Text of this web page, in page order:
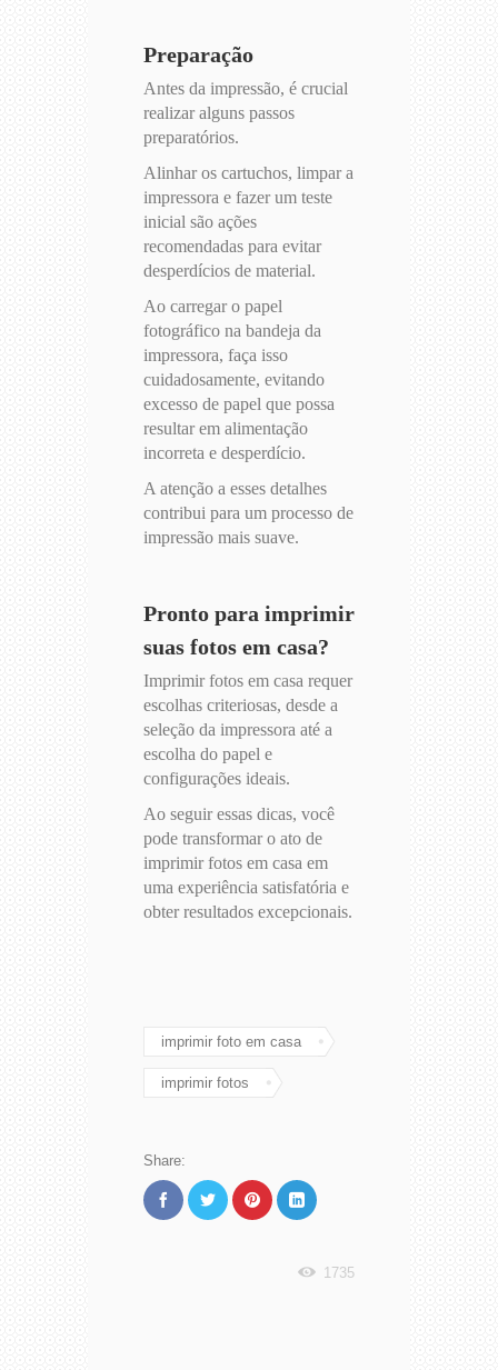
Preparação
Antes da impressão, é crucial
realizar alguns passos
preparatórios.
Alinhar os cartuchos, limpar a
impressora e fazer um teste
inicial são ações
recomendadas para evitar
desperdícios de material.
Ao carregar o papel
fotográfico na bandeja da
impressora, faça isso
cuidadosamente, evitando
excesso de papel que possa
resultar em alimentação
incorreta e desperdício.
A atenção a esses detalhes
contribui para um processo de
impressão mais suave.
Pronto para imprimir
suas fotos em casa?
Imprimir fotos em casa requer
escolhas criteriosas, desde a
seleção da impressora até a
escolha do papel e
configurações ideais.
Ao seguir essas dicas, você
pode transformar o ato de
imprimir fotos em casa em
uma experiência satisfatória e
obter resultados excepcionais.
imprimir foto em casa
imprimir fotos
Share:
1735